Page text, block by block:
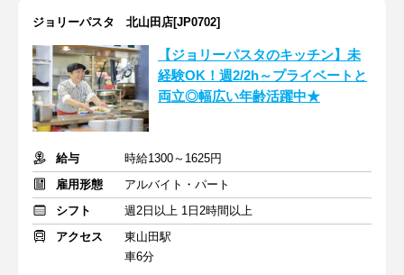
ジョリーパスタ 北山田店[JP0702]
【ジョリーパスタのキッチン】未
経験OK！週2/2h～プライベートと
両立◎幅広い年齢活躍中★
給与
時給1300～1625円
雇用形態
アルバイト・パート
シフト
週2日以上 1日2時間以上
アクセス
東山田駅
車6分